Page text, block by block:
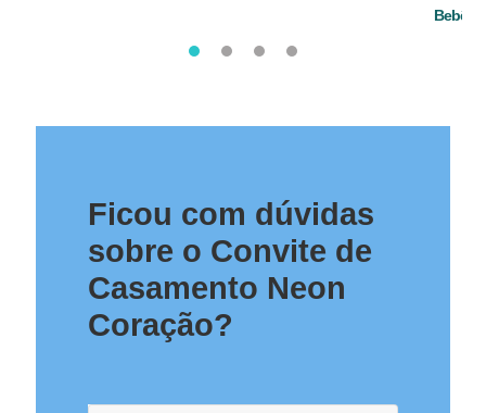
Bebê
Ficou com dúvidas
sobre o Convite de
Casamento Neon
Coração?